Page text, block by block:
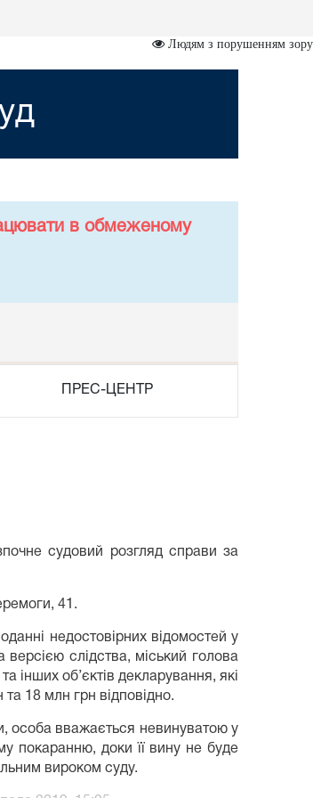
Людям з порушенням зору
в обмеженому
ПРЕС-ЦЕНТР
судовий розгляд справи за
41.
недостовірних відомостей у
слідства, міський голова
інших об’єктів декларування, які
18 млн грн відповідно.
особа вважається невинуватою у
покаранню, доки її вину не буде
вироком суду.